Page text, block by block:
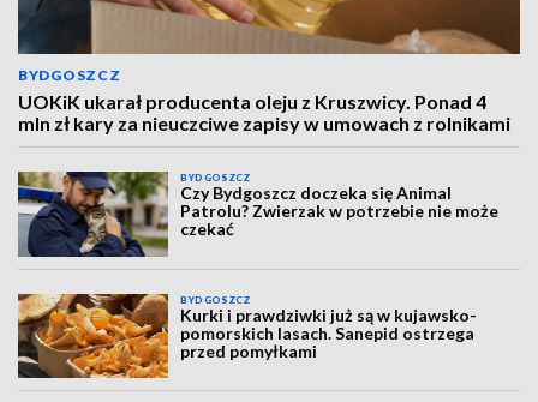
BYDGOSZCZ
UOKiK ukarał producenta oleju z Kruszwicy. Ponad 4
mln zł kary za nieuczciwe zapisy w umowach z rolnikami
BYDGOSZCZ
Czy Bydgoszcz doczeka się Animal
Patrolu? Zwierzak w potrzebie nie może
czekać
BYDGOSZCZ
Kurki i prawdziwki już są w kujawsko-
pomorskich lasach. Sanepid ostrzega
przed pomyłkami